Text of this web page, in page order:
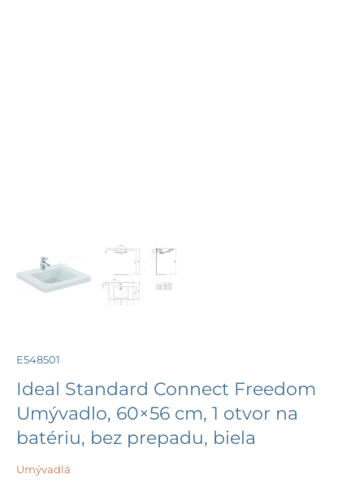
E548501
Ideal Standard Connect Freedom
Umývadlo, 60×56 cm, 1 otvor na
batériu, bez prepadu, biela
Umývadlá